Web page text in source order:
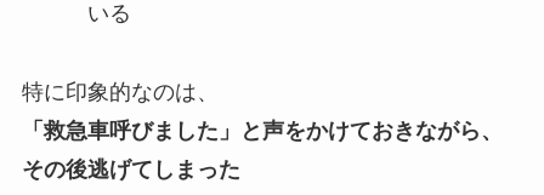
いる
特に印象的なのは、
「救急車呼びました」と声をかけておきながら、
その後逃げてしまった